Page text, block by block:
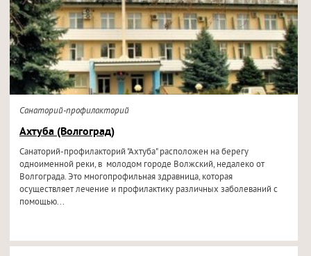
Санаторий-профилакторий
Ахтуба (Волгоград)
Санаторий-профилакторий "Ахтуба" расположен на берегу
одноименной реки, в молодом городе Волжский, недалеко от
Волгограда. Это многопрофильная здравница, которая
осуществляет лечение и профилактику различных заболеваний с
помощью...